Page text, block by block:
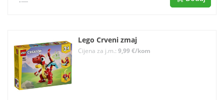
Lego Crveni zmaj
Cijena za j.m.: 9,99 €/kom